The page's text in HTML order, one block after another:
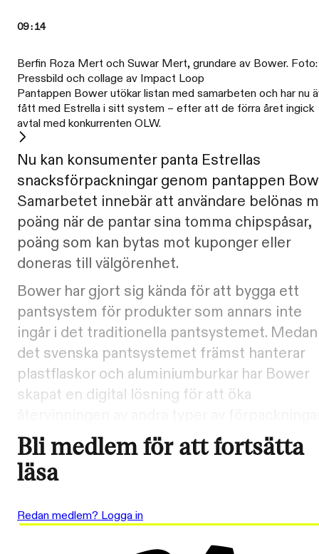
09:14
Berfin Roza Mert och Suwar Mert, grundare av Bower. Foto:
Pressbild och collage av Impact Loop
Pantappen Bower utökar listan med samarbeten och har nu
fått med Estrella i sitt system – efter att de förra året ingick
avtal med konkurrenten OLW.
Nu kan konsumenter panta Estrellas
snacksförpackningar genom pantappen
Samarbetet innebär att användare belönas
poäng när de pantar sina tomma chipspåsar,
poäng som kan bytas mot kuponger eller
doneras till välgörenhet.
Bower har gjort sig kända för att bygga ett
pantsystem för produkter som annars inte
ingår i det traditionella pantsystemet. Medan
det svenska pantsystemet främst hanterar
plastflaskor och aluminiumburkar har Bower
skapat en digital lösning för att öka
Bli medlem för att fortsätta
läsa
Redan medlem? Logga in